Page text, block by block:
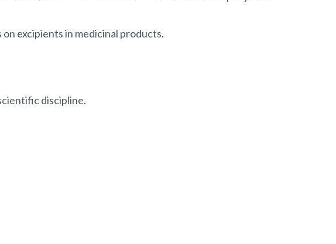
excipients in medicinal products.
discipline.